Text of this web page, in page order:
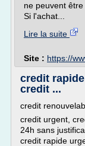
ne peuvent
Si l'achat...
Lire la suite
Site : https://
credit
credit ...
credit
credit urgent,
24h sans
credit rapide